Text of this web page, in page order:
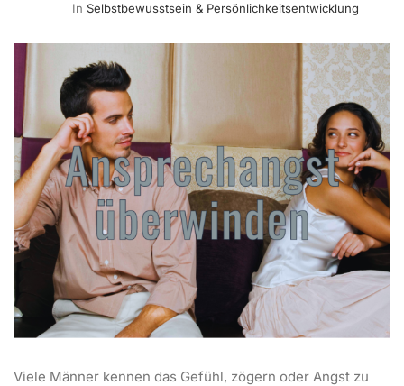
In Selbstbewusstsein & Persönlichkeitsentwicklung
Viele Männer kennen das Gefühl, zögern oder Angst zu